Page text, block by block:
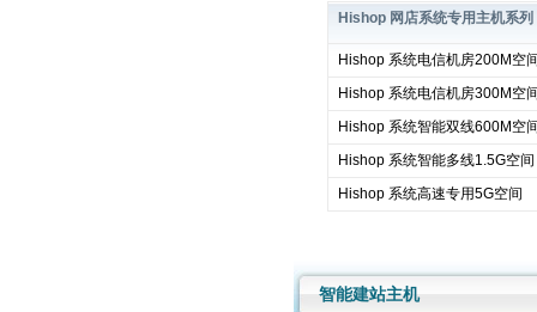
Hishop 网店系统专用主机系列
Hishop 系统电信机房200M空
Hishop 系统电信机房300M空
Hishop 系统智能双线600M空
Hishop 系统智能多线1.5G空间
Hishop 系统高速专用5G空间
智能建站主机